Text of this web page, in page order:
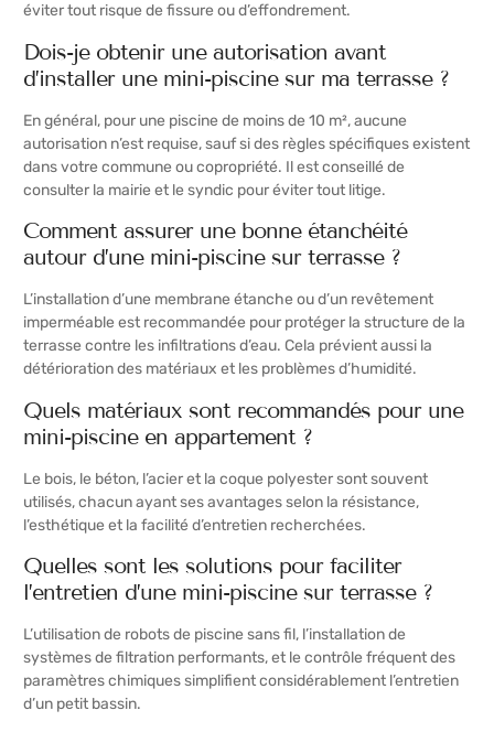
éviter tout risque de fissure ou d’effondrement.
Dois-je obtenir une autorisation avant
d’installer une mini-piscine sur ma terrasse ?
En général, pour une piscine de moins de 10 m², aucune
autorisation n’est requise, sauf si des règles spécifiques existent
dans votre commune ou copropriété. Il est conseillé de
consulter la mairie et le syndic pour éviter tout litige.
Comment assurer une bonne étanchéité
autour d’une mini-piscine sur terrasse ?
L’installation d’une membrane étanche ou d’un revêtement
imperméable est recommandée pour protéger la structure de la
terrasse contre les infiltrations d’eau. Cela prévient aussi la
détérioration des matériaux et les problèmes d’humidité.
Quels matériaux sont recommandés pour une
mini-piscine en appartement ?
Le bois, le béton, l’acier et la coque polyester sont souvent
utilisés, chacun ayant ses avantages selon la résistance,
l’esthétique et la facilité d’entretien recherchées.
Quelles sont les solutions pour faciliter
l’entretien d’une mini-piscine sur terrasse ?
L’utilisation de robots de piscine sans fil, l’installation de
systèmes de filtration performants, et le contrôle fréquent des
paramètres chimiques simplifient considérablement l’entretien
d’un petit bassin.